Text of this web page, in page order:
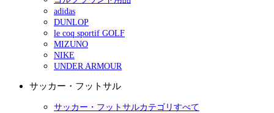
adidas
DUNLOP
le coq sportif GOLF
MIZUNO
NIKE
UNDER ARMOUR
サッカー・フットサル
サッカー・フットサルカテゴリすべて